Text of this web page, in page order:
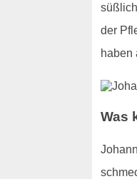
der
haben
Was